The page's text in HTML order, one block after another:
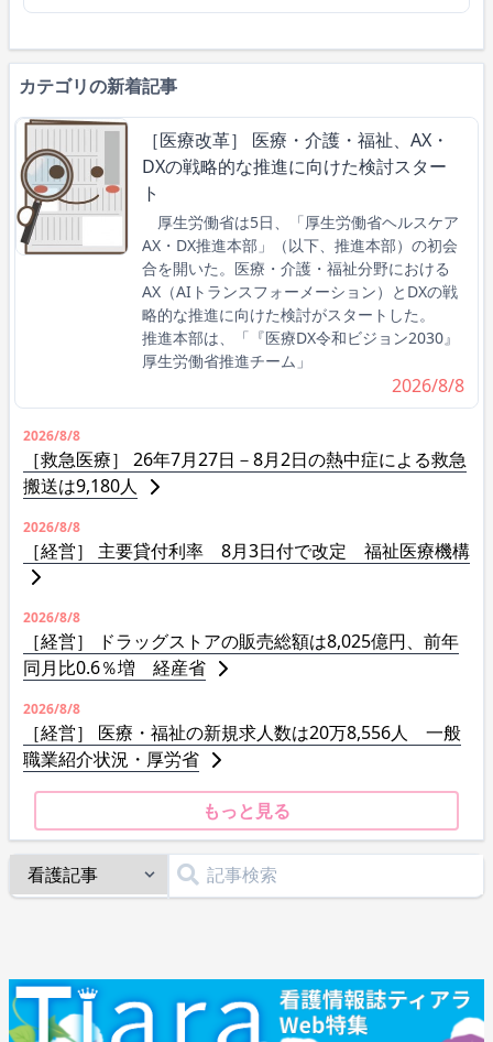
カテゴリの新着記事
［医療改革］ 医療・介護・福祉、AX・
DXの戦略的な推進に向けた検討スター
ト
厚生労働省は5日、「厚生労働省ヘルスケア
AX・DX推進本部」（以下、推進本部）の初会
合を開いた。医療・介護・福祉分野における
AX（AIトランスフォーメーション）とDXの戦
略的な推進に向けた検討がスタートした。
推進本部は、「『医療DX令和ビジョン2030』
厚生労働省推進チーム」
2026/8/8
2026/8/8
［救急医療］ 26年7月27日－8月2日の熱中症による救急
搬送は9,180人
2026/8/8
［経営］ 主要貸付利率 8月3日付で改定 福祉医療機構
2026/8/8
［経営］ ドラッグストアの販売総額は8,025億円、前年
同月比0.6％増 経産省
2026/8/8
［経営］ 医療・福祉の新規求人数は20万8,556人 一般
職業紹介状況・厚労省
もっと見る